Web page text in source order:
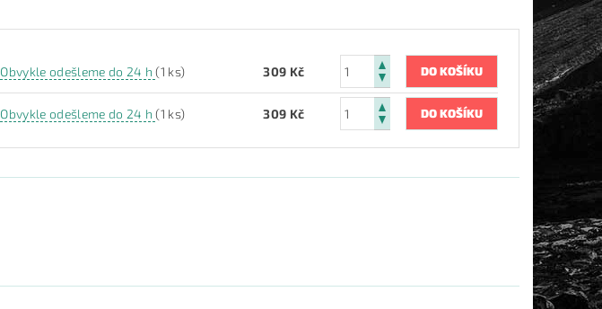
Obvykle odešleme do 24 h(1 ks) 309 Kč
Obvykle odešleme do 24 h(1 ks) 309 Kč